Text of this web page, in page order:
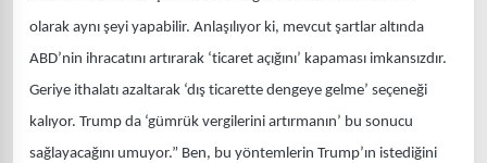
olarak aynı şeyi yapabilir. Anlaşılıyor ki, mevcut şartlar altında
ABD’nin ihracatını artırarak ‘ticaret açığını’ kapaması imkansızdır.
Geriye ithalatı azaltarak ‘dış ticarette dengeye gelme’ seçeneği
kalıyor. Trump da ‘gümrük vergilerini artırmanın’ bu sonucu
sağlayacağını umuyor.” Ben, bu yöntemlerin Trump’ın istediğini